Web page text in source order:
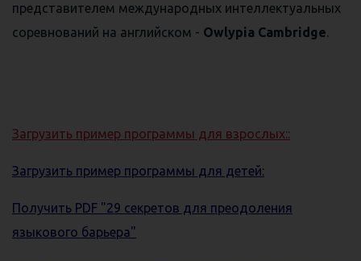
представителем международных интеллектуальных
соревнований на английском - Owlypia Cambridge.
Загрузить пример программы для взрослых::
Загрузить пример программы для детей:
Получить PDF "29 секретов для преодоления
языкового барьера"